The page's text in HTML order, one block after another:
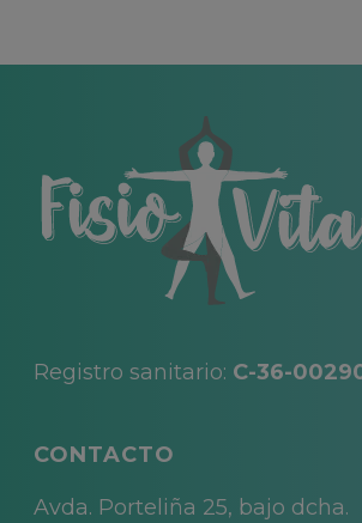
Registro sanitario: C-36-
CONTACTO
Avda. Porteliña 25, bajo dcha.